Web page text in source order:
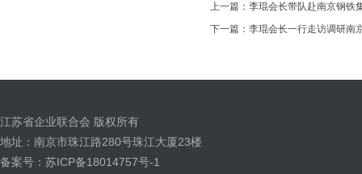
上一篇： 李琨会长带队赴南京钢铁
下一篇： 李琨会长一行走访调研南
江苏省企业联合会 版权所有
地址：南京市珠江路280号珠江大厦23楼
备案号：苏ICP备18014757号-1